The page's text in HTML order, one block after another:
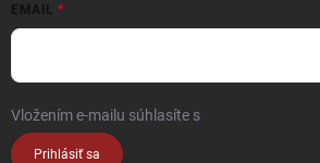
EMAIL
Vložením e-mailu súhlasíte s
Prihlásiť sa